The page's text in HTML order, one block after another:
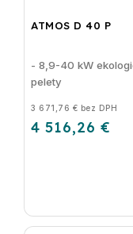
ATMOS D 40 P
3 671,76 € bez DPH
4 516,26 €
- 8,9-40 kW
pelety